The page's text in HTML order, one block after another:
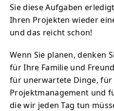
Sie diese Aufgaben
Ihren Projekten wieder
und das reicht schon!
Wenn Sie planen, denken
für Ihre Familie und
für unerwartete Dinge, für
Projektmanagement und
die wir jeden Tag tun